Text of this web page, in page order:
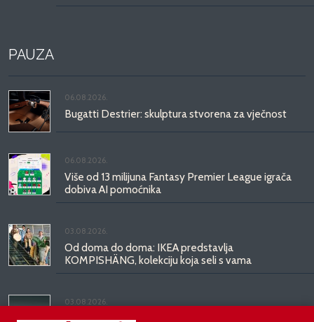
PAUZA
06.08.2026.
Bugatti Destrier: skulptura stvorena za vječnost
06.08.2026.
Više od 13 milijuna Fantasy Premier League igrača
dobiva AI pomoćnika
03.08.2026.
Od doma do doma: IKEA predstavlja
KOMPISHÄNG, kolekciju koja seli s vama
03.08.2026.
Kineski BYD predstavio luksuznu limuzinu veću od